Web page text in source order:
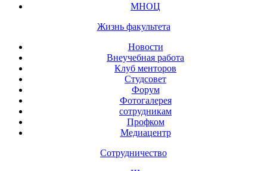
МНОЦ
Жизнь факультета
Новости
Внеучебная работа
Клуб менторов
Студсовет
Форум
Фотогалерея
сотрудникам
Профком
Медиацентр
Сотрудничество